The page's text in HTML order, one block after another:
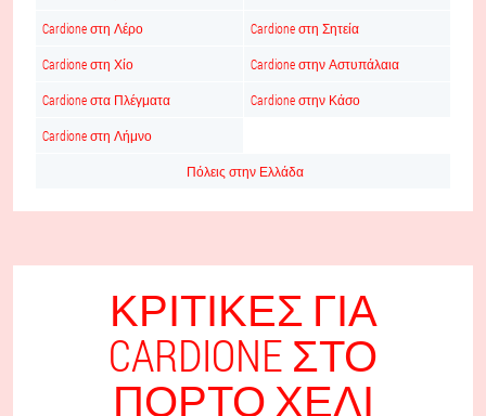
Cardione στη Λέρο Cardione στη Σητεία
Cardione στη Χίο Cardione στην Αστυπάλαια
Cardione στα Πλέγματα Cardione στην Κάσο
Cardione στη Λήμνο
Πόλεις στην Ελλάδα
ΚΡΙΤΙΚΈΣ ΓΙΑ
CARDIONE ΣΤΟ
ΠΌΡΤΟ ΧΈΛΙ